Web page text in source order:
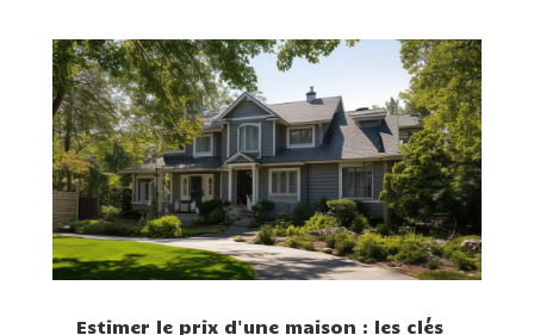
Estimer le prix d'une maison : les clés